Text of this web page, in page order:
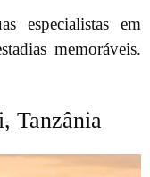
especialistas em
memoráveis.
Tanzânia